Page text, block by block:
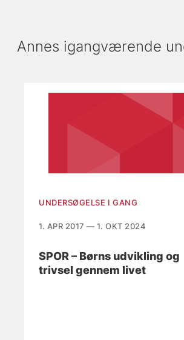
Annes igangværende
UNDERSØGELSE I GANG
1. APR 2017 — 1. OKT 2024
SPOR – Børns udvikling og
trivsel gennem livet